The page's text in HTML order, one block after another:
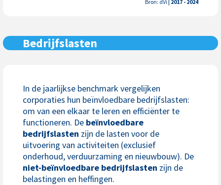
Bron: dVi | 2017 - 2024
Bedrijfslasten
In de jaarlijkse benchmark vergelijken
corporaties hun beïnvloedbare bedrijfslasten:
om van een elkaar te leren en efficiënter te
functioneren. De beïnvloedbare
bedrijfslasten zijn de lasten voor de
uitvoering van activiteiten (exclusief
onderhoud, verduurzaming en nieuwbouw). De
niet-beïnvloedbare bedrijfslasten zijn de
belastingen en heffingen.